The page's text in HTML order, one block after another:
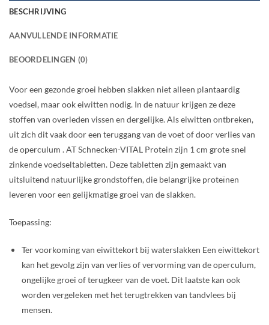
BESCHRIJVING
AANVULLENDE INFORMATIE
BEOORDELINGEN (0)
Voor een gezonde groei hebben slakken niet alleen plantaardig
voedsel, maar ook eiwitten nodig. In de natuur krijgen ze deze
stoffen van overleden vissen en dergelijke. Als eiwitten ontbreken,
uit zich dit vaak door een teruggang van de voet of door verlies van
de operculum . AT Schnecken-VITAL Protein zijn 1 cm grote snel
zinkende voedseltabletten. Deze tabletten zijn gemaakt van
uitsluitend natuurlijke grondstoffen, die belangrijke proteïnen
leveren voor een gelijkmatige groei van de slakken.
Toepassing:
Ter voorkoming van eiwittekort bij waterslakken Een eiwittekort
kan het gevolg zijn van verlies of vervorming van de operculum,
ongelijke groei of terugkeer van de voet. Dit laatste kan ook
worden vergeleken met het terugtrekken van tandvlees bij
mensen.